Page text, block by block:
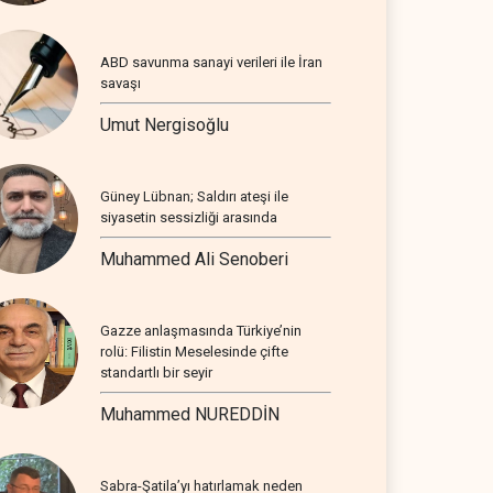
ABD savunma sanayi verileri ile İran
savaşı
Umut Nergisoğlu
Güney Lübnan; Saldırı ateşi ile
siyasetin sessizliği arasında
Muhammed Ali Senoberi
Gazze anlaşmasında Türkiye’nin
rolü: Filistin Meselesinde çifte
standartlı bir seyir
Muhammed NUREDDİN
Sabra-Şatila’yı hatırlamak neden